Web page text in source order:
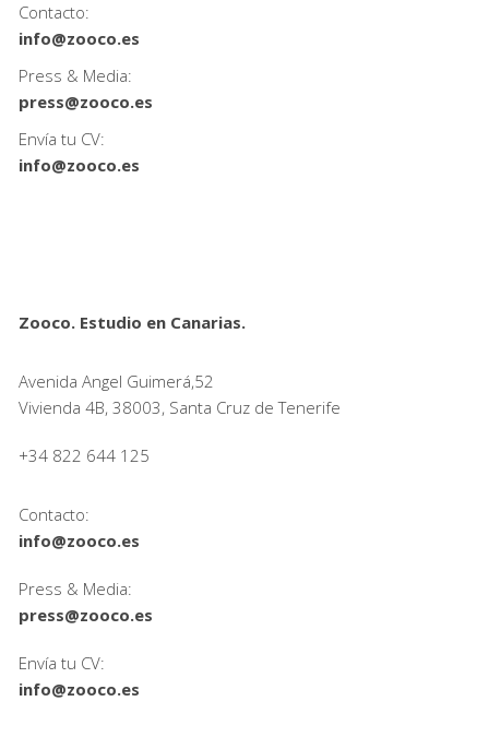
Contacto:
info@zooco.es
Press & Media:
press@zooco.es
Envía tu CV:
info@zooco.es
Zooco. Estudio en Canarias.
Avenida Angel Guimerá,52
Vivienda 4B, 38003, Santa Cruz de Tenerife
+34 822 644 125
Contacto:
info@zooco.es
Press & Media:
press@zooco.es
Envía tu CV:
info@zooco.es